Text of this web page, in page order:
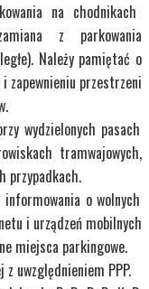
na chodnikach
z parkowania
Należy pamiętać o
zapewnieniu przestrzeni
wydzielonych pasach
tramwajowych,
przypadkach.
o wolnych
i urządzeń mobilnych
miejsca parkingowe.
uwzględnieniem PPP.